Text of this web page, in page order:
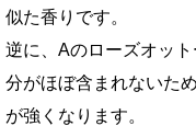
似た香りです。
逆に、Aのローズオッ
分がほぼ含まれないた
が強くなります。